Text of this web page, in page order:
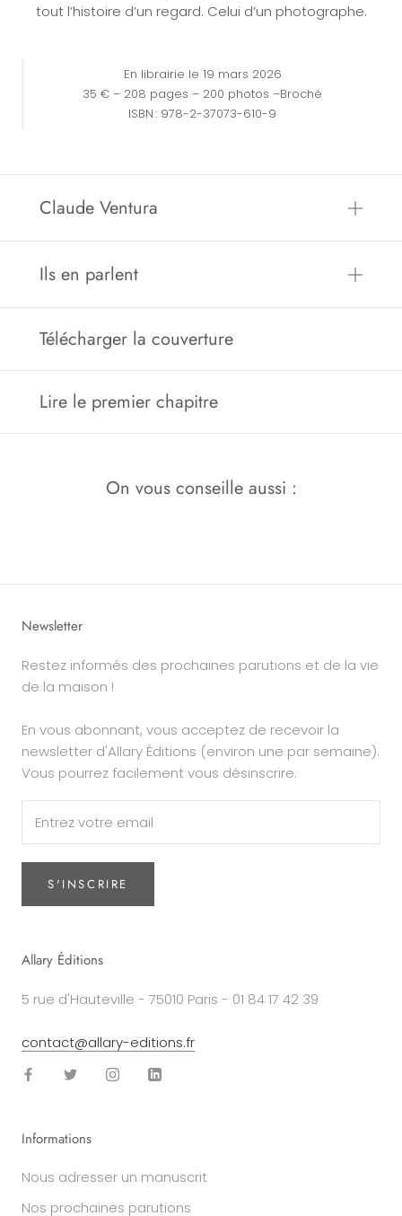
tout l’histoire d’un regard. Celui d’un photographe.
En librairie le 19 mars 2026
35 € – 208 pages – 200 photos –Broché
ISBN : 978-2-37073-610-9
Claude Ventura
Ils en parlent
Télécharger la couverture
Lire le premier chapitre
On vous conseille aussi :
Newsletter
Restez informés des prochaines parutions et de la vie
de la maison !
En vous abonnant, vous acceptez de recevoir la
newsletter d'Allary Éditions (environ une par semaine).
Vous pourrez facilement vous désinscrire.
S'INSCRIRE
Allary Éditions
5 rue d'Hauteville - 75010 Paris - 01 84 17 42 39
contact@allary-editions.fr
Informations
Nous adresser un manuscrit
Nos prochaines parutions